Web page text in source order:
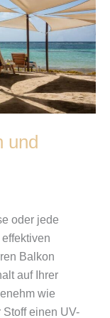
und
oder jede
Balkon
auf Ihrer
wie
einen UV-